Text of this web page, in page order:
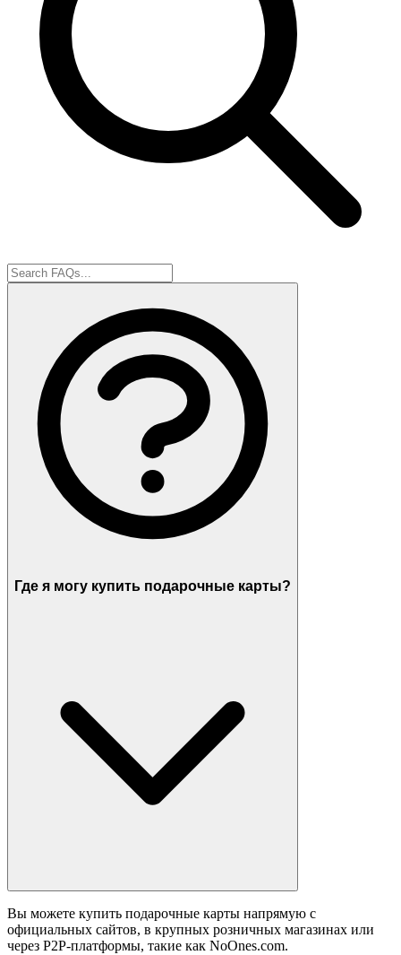
Где я могу купить подарочные карты?
Вы можете купить подарочные карты напрямую с
официальных сайтов, в крупных розничных магазинах или
через P2P-платформы, такие как NoOnes.com.